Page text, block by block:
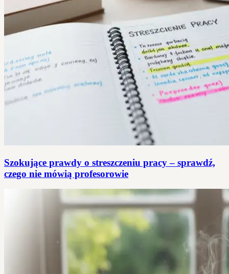
Szokujące prawdy o streszczeniu pracy – sprawdź,
czego nie mówią profesorowie